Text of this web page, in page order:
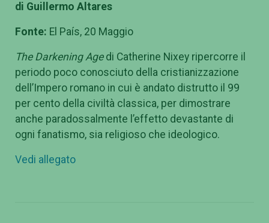
di Guillermo Altares
Fonte: El País, 20 Maggio
The Darkening Agedi Catherine Nixey ripercorre il
periodo poco conosciuto della cristianizzazione
dell’Impero romano in cui è andato distrutto il 99
per cento della civiltà classica, per dimostrare
anche paradossalmente l’effetto devastante di
ogni fanatismo, sia religioso che ideologico.
Vedi allegato